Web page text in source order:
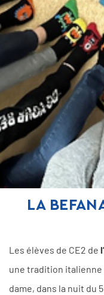
LA
Les élèves de CE2 de
une tradition italienne
dame, dans la nuit du